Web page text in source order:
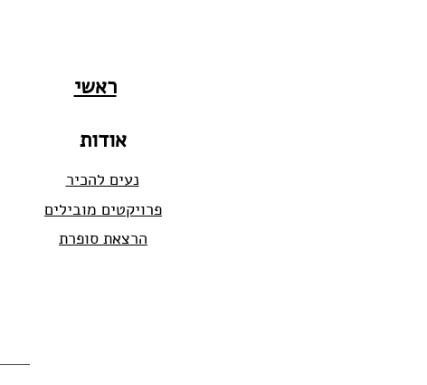
ראשי
אודות
נעים להכיר
פרויקטים מובילים
הרצאת סופרת